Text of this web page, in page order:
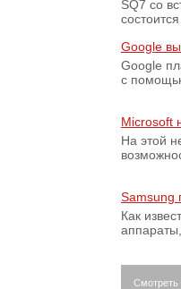
SQ7 со
состоится
Google
Google
с
Microsoft
На этой
Samsung
Как
Смотреть